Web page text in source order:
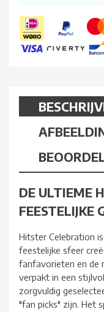
DE ULTIEME
FEESTELIJKE
Hitster Celebration
feestelijke sfeer
fanfavorieten en de
verpakt in een
zorgvuldig
"fan picks" zijn. Het